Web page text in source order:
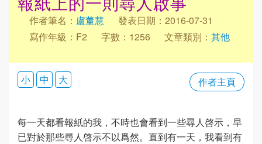
作者筆名： 盧董慧
發表日期：2016-07-31
寫作年級：F2
字數：1256 文章類別： 其他
作者主頁
小 中 大
每一天都看報紙的我，不時也會看到一些尋人啓示，早
已對於那些尋人啓示不以爲然。直到有一天，我看到有